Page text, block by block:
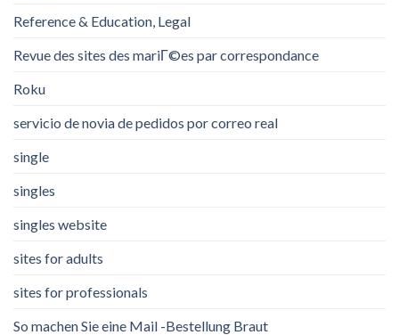
Reference & Education, Legal
Revue des sites des mariГ©es par correspondance
Roku
servicio de novia de pedidos por correo real
single
singles
singles website
sites for adults
sites for professionals
So machen Sie eine Mail -Bestellung Braut